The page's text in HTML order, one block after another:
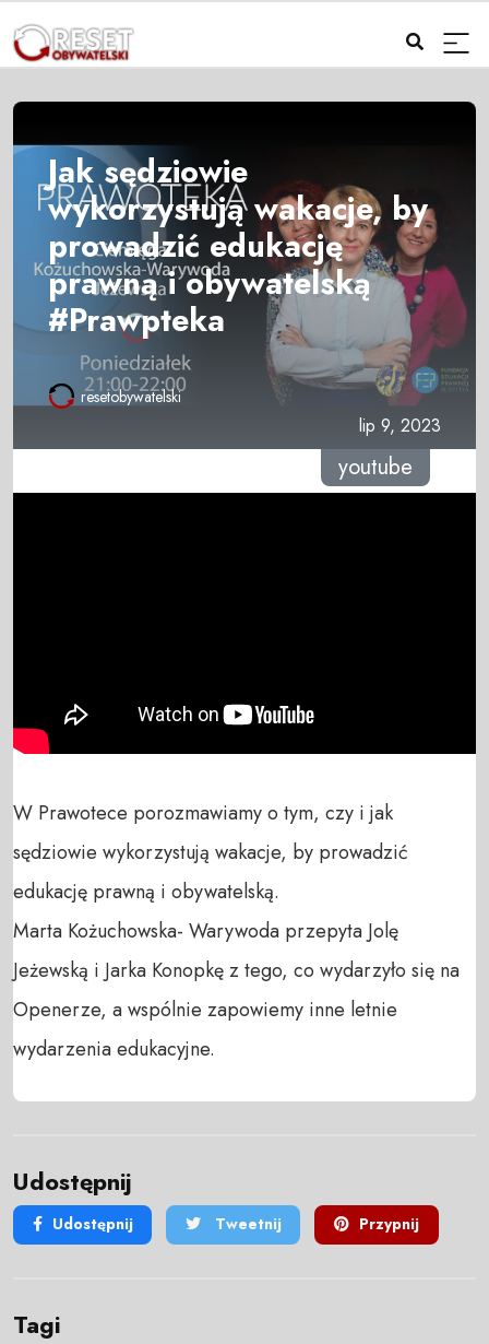
Jak sędziowie
wykorzystują wakacje, by
prowadzić edukację
prawną i obywatelską
#Prawpteka
resetobywatelski
lip 9, 2023
youtube
W Prawotece porozmawiamy o tym, czy i jak
sędziowie wykorzystują wakacje, by prowadzić
edukację prawną i obywatelską.
Marta Kożuchowska- Warywoda przepyta Jolę
Jeżewską i Jarka Konopkę z tego, co wydarzyło się na
Openerze, a wspólnie zapowiemy inne letnie
wydarzenia edukacyjne.
Udostępnij
Udostępnij Tweetnij Przypnij
Tagi